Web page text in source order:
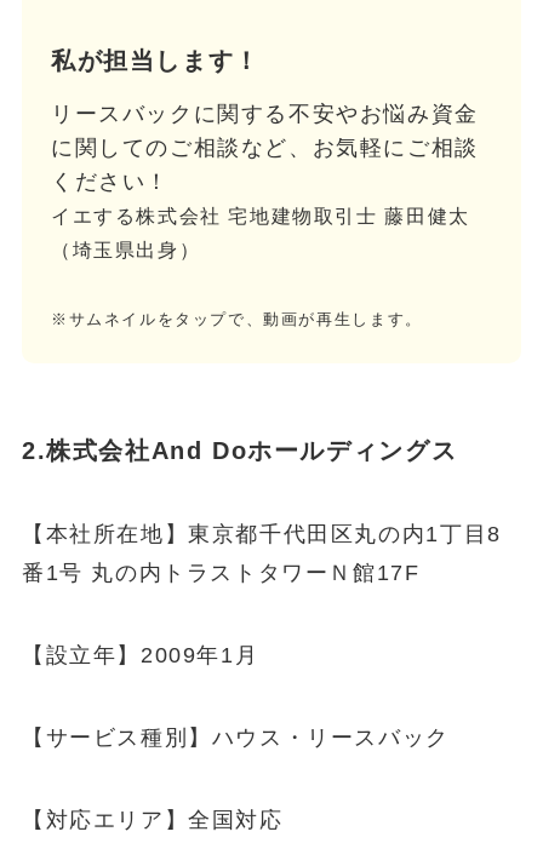
私が担当します！
リースバックに関する不安やお悩み資金
に関してのご相談など、お気軽にご相談
ください！
イエする株式会社 宅地建物取引士 藤田健太
（埼玉県出身）
※サムネイルをタップで、動画が再生します。
2.株式会社And Doホールディングス
【本社所在地】東京都千代田区丸の内1丁目8
番1号 丸の内トラストタワーＮ館17F
【設立年】2009年1月
【サービス種別】ハウス・リースバック
【対応エリア】全国対応